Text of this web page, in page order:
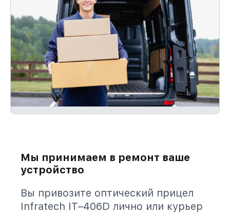
Мы принимаем в ремонт ваше
устройство
Вы привозите оптический прицел
Infratech IT–406D лично или курьер